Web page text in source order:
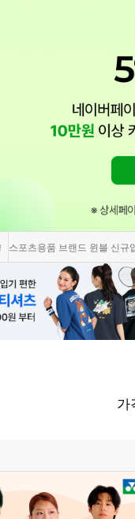
RYDER 광복절 티셔츠 에디
가